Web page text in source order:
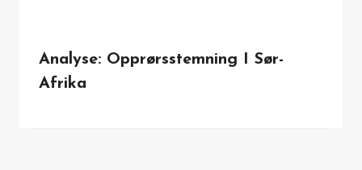
Analyse: Opprørsstemning I Sør-
Afrika